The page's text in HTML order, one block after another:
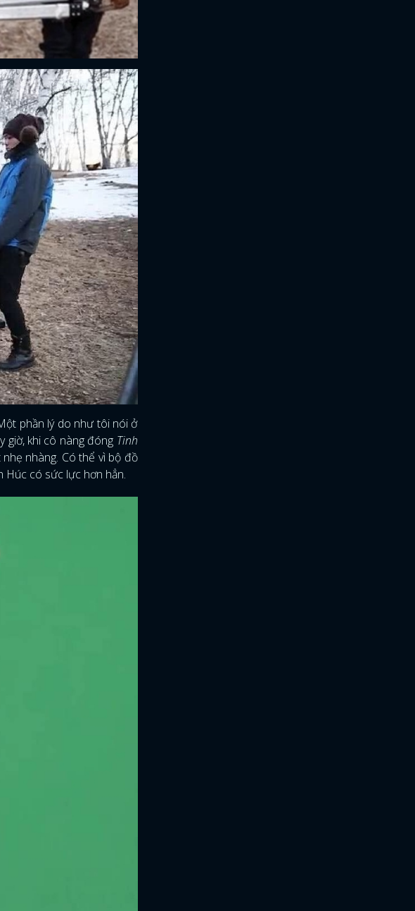
phần lý do như tôi nói ở
giờ, khi cô nàng đóng Tinh
nhàng. Có thể vì bộ đồ
Húc có sức lực hơn hẳn.